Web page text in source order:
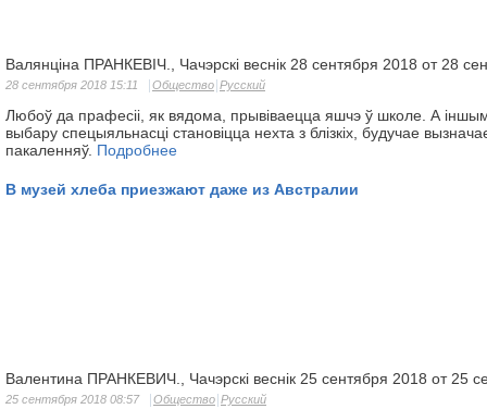
Валянціна ПРАНКЕВІЧ., Чачэрскі веснік 28 сентября 2018 от 28
28 сентября 2018 15:11 Общество Русский
Любоў да прафесіі, як вядома, прывіваецца яшчэ ў школе. А
выбару спецыяльнасці становіцца нехта з блізкіх, будучае
пакаленняў. Подробнее
В музей хлеба приезжают даже из Австралии
Валентина ПРАНКЕВИЧ., Чачэрскі веснік 25 сентября 2018 от 25
25 сентября 2018 08:57 Общество Русский